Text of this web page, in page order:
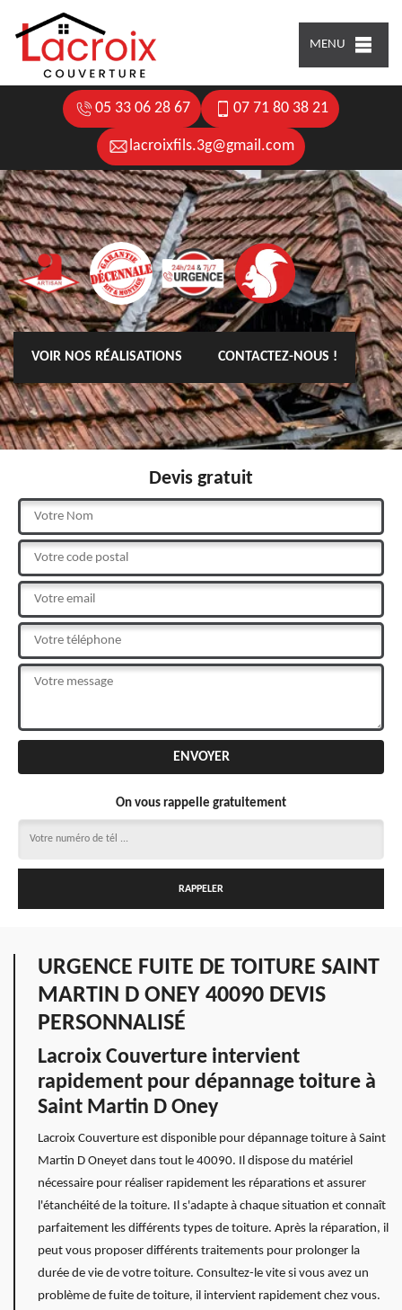
MENU
05 33 06 28 67 07 71 80 38 21
lacroixfils.3g@gmail.com
VOIR NOS RÉALISATIONS CONTACTEZ-NOUS !
Devis gratuit
On vous rappelle gratuitement
URGENCE FUITE DE TOITURE SAINT
MARTIN D ONEY 40090 DEVIS
PERSONNALISÉ
Lacroix Couverture intervient
rapidement pour dépannage toiture à
Saint Martin D Oney
Lacroix Couverture est disponible pour dépannage toiture à Saint
Martin D Oneyet dans tout le 40090. Il dispose du matériel
nécessaire pour réaliser rapidement les réparations et assurer
l'étanchéité de la toiture. Il s'adapte à chaque situation et connaît
parfaitement les différents types de toiture. Après la réparation, il
peut vous proposer différents traitements pour prolonger la
durée de vie de votre toiture. Consultez-le vite si vous avez un
problème de fuite de toiture, il intervient rapidement chez vous.